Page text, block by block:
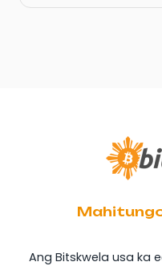
Ang Bitskwela usa ka